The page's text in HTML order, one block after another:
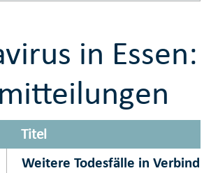
in Essen:
Titel
Weitere Todesfälle in